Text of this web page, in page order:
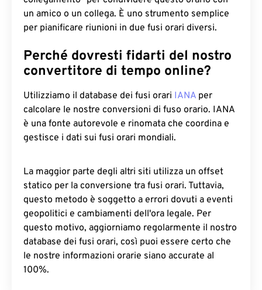
un amico o un collega. È uno strumento semplice
per pianificare riunioni in due fusi orari diversi.
Perché dovresti fidarti del nostro
convertitore di tempo online?
Utilizziamo il database dei fusi orari IANA per
calcolare le nostre conversioni di fuso orario. IANA
è una fonte autorevole e rinomata che coordina e
gestisce i dati sui fusi orari mondiali.
La maggior parte degli altri siti utilizza un offset
statico per la conversione tra fusi orari. Tuttavia,
questo metodo è soggetto a errori dovuti a eventi
geopolitici e cambiamenti dell'ora legale. Per
questo motivo, aggiorniamo regolarmente il nostro
database dei fusi orari, così puoi essere certo che
le nostre informazioni orarie siano accurate al
100%.